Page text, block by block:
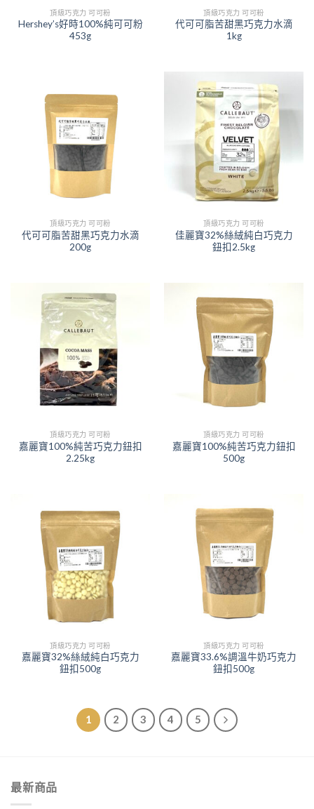
頂級巧克力 可可粉
Hershey’s好時100%純可可粉
453g
頂級巧克力 可可粉
代可可脂苦甜黑巧克力水滴
1kg
頂級巧克力 可可粉
代可可脂苦甜黑巧克力水滴
200g
頂級巧克力 可可粉
佳麗寶32%絲絨純白巧克力
鈕扣2.5kg
頂級巧克力 可可粉
嘉麗寶100%純苦巧克力鈕扣
2.25kg
頂級巧克力 可可粉
嘉麗寶100%純苦巧克力鈕扣
500g
頂級巧克力 可可粉
嘉麗寶32%絲絨純白巧克力
鈕扣500g
頂級巧克力 可可粉
嘉麗寶33.6%調溫牛奶巧克力
鈕扣500g
1 2 3 4 5
最新商品